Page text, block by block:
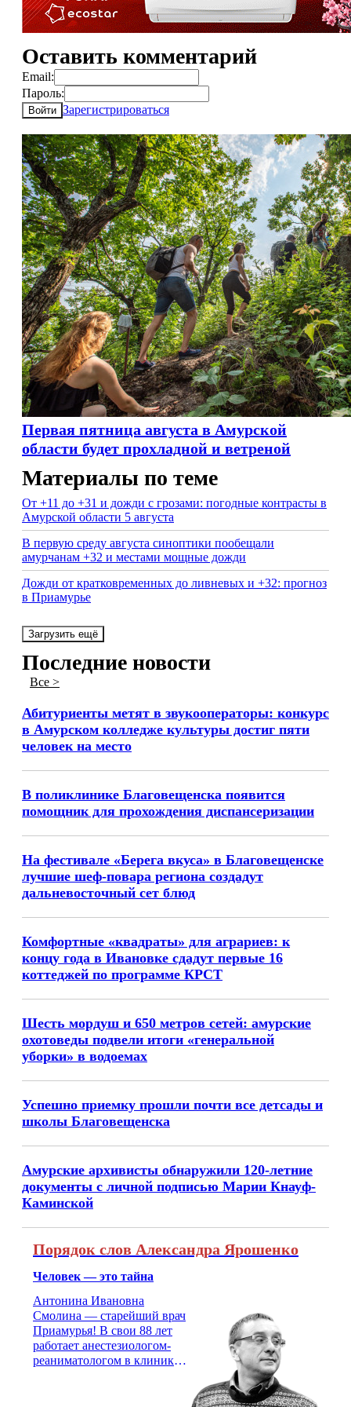
Оставить комментарий
Email:
Пароль:
Войти Зарегистрироваться
Первая пятница августа в Амурской
области будет прохладной и ветреной
Материалы по теме
От +11 до +31 и дожди с грозами: погодные контрасты в
Амурской области 5 августа
В первую среду августа синоптики пообещали
амурчанам +32 и местами мощные дожди
Дожди от кратковременных до ливневых и +32: прогноз
в Приамурье
Загрузить ещё
Последние новости
Все >
Абитуриенты метят в звукооператоры: конкурс
в Амурском колледже культуры достиг пяти
человек на место
В поликлинике Благовещенска появится
помощник для прохождения диспансеризации
На фестивале «Берега вкуса» в Благовещенске
лучшие шеф-повара региона создадут
дальневосточный сет блюд
Комфортные «квадраты» для аграриев: к
концу года в Ивановке сдадут первые 16
коттеджей по программе КРСТ
Шесть мордуш и 650 метров сетей: амурские
охотоведы подвели итоги «генеральной
уборки» в водоемах
Успешно приемку прошли почти все детсады и
школы Благовещенска
Амурские архивисты обнаружили 120-летние
документы с личной подписью Марии Кнауф-
Каминской
Порядок слов Александра Ярошенко
Человек — это тайна
Антонина Ивановна
Смолина — старейший врач
Приамурья! В свои 88 лет
работает анестезиологом-
реаниматологом в клинике